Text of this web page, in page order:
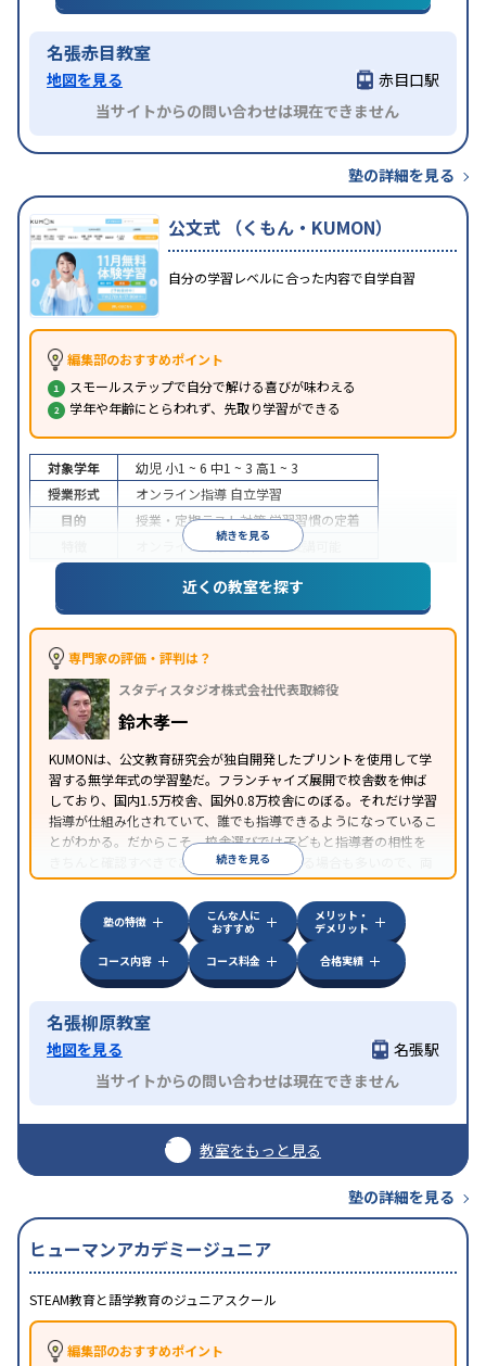
ライン対応1科目から受講可能
名張赤目教室
地図を見る
赤目口駅
当サイトからの問い合わせは現在できません
塾の詳細を見る
公文式 （くもん・KUMON）
自分の学習レベルに合った内容で自学自習
編集部のおすすめポイント
スモールステップで自分で解ける喜びが味わえる
学年や年齢にとらわれず、先取り学習ができる
続きを見る
対象学年 幼児 小1 ~ 6 中1 ~ 3 高1 ~ 3
授業形式
オンライン指導 自立学習
目的
授業・定期テスト対策学習習慣の定着
オンライン対応1科目から受講可能
近くの教室を探す
専門家の評価・評判は？
スタディスタジオ株式会社代表取締役
鈴木孝一
KUMONは、公文教育研究会が独自開発したプリントを使用して学
習する無学年式の学習塾だ。フランチャイズ展開で校舎数を伸ば
しており、国内1.5万校舎、国外0.8万校舎にのぼる。それだけ学習
指導が仕組み化されていて、誰でも指導できるようになっているこ
とがわかる。だからこそ、校舎選びでは子どもと指導者の相性を
きちんと確認すべきである。近所に2校舎ある場合も多いので、両
方見学してみることをオススメする。
続きを見る
塾の特徴
こんな人に
おすすめ
メリット・
デメリット
コース内容
コース料金 合格実績
名張柳原教室
地図を見る
名張駅
当サイトからの問い合わせは現在できません
教室をもっと見る
塾の詳細を見る
ヒューマンアカデミージュニア
STEAM教育と語学教育のジュニアスクール
編集部のおすすめポイント